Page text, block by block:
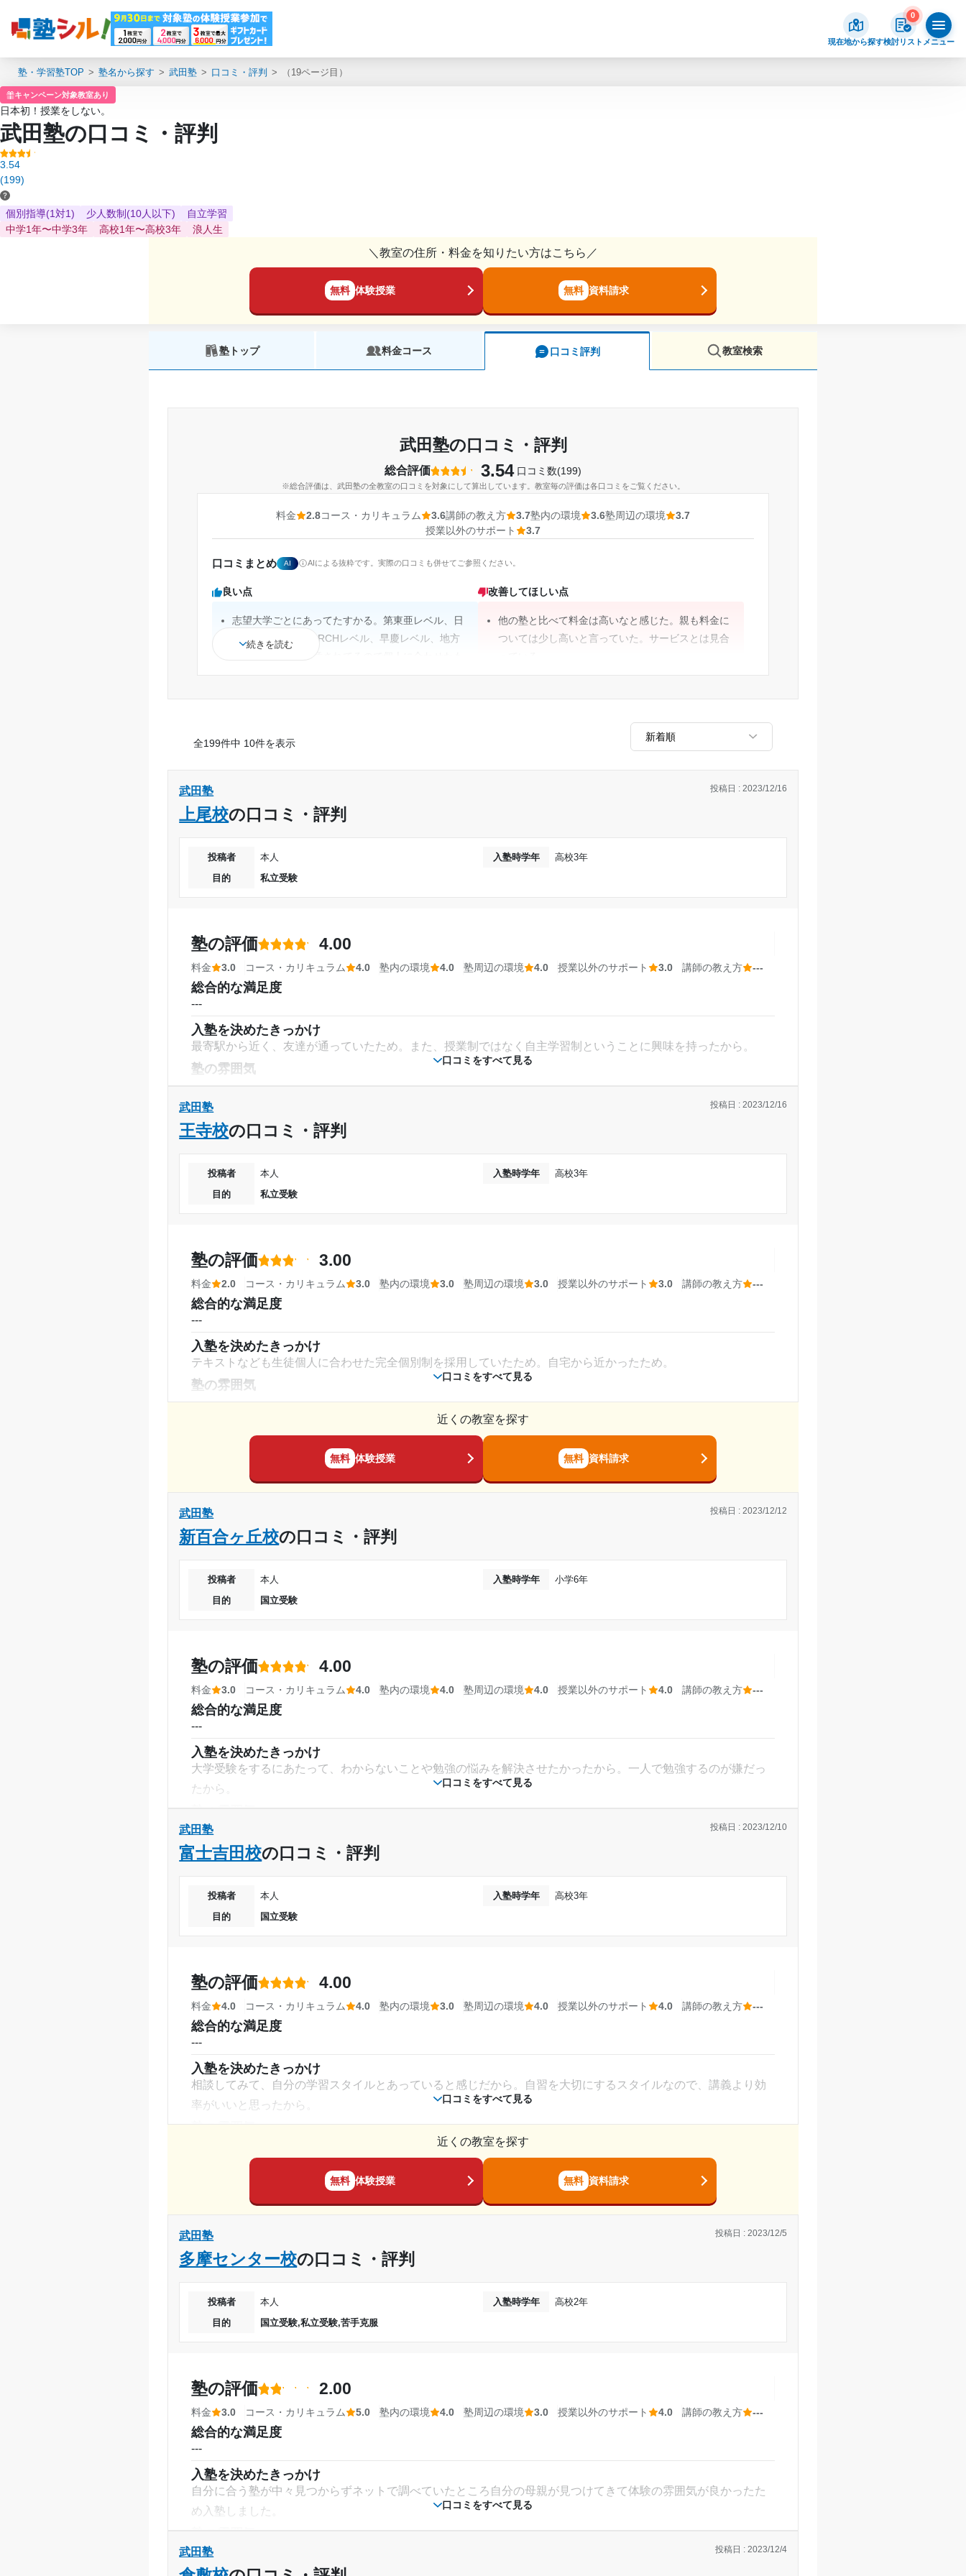
現在地から探す
0
検討リスト メニュー
塾・学習塾TOP 塾名から探す 武田塾 口コミ・評判 （19ページ目）
キャンペーン対象教室あり
日本初！授業をしない。
武田塾の口コミ・評判
3.54
(199)
個別指導(1対1) 少人数制(10人以下)
自立学習
中学1年〜中学3年
高校1年〜高校3年 浪人生
＼教室の住所・料金を知りたい方はこちら／
無料 体験授業 無料 資料請求
塾トップ 料金コース 口コミ評判 教室検索
武田塾の口コミ・評判
総合評価 3.54 口コミ数(199)
※総合評価は、武田塾の全教室の口コミを対象にして算出しています。教室毎の評価は各口コミをご覧ください。
料金 2.8コース・カリキュラム 3.6講師の教え方 3.7塾内の環境 3.6塾周辺の環境
3.7
授業以外のサポート
3.7
口コミまとめ AI AIによる抜粋です。実際の口コミも併せてご参照ください。
良い点
志望大学ごとにあってたすかる。第東亜レベル、日
東駒専レベル、MARCHレベル、早慶レベル、地方
から。それに関しては感謝している。
改善してほしい点
他の塾と比べて料金は高いなと感じた。親も料金に
ついては少し高いと言っていた。サービスとは見合
あまり密に関わるような塾ではなかった。方針を決
める面談などは定期的に行ってくれた。
やり方は私には合わず、成績が上がらなかった。
続きを読む
全199件中 10件を表示
口コミをすべて見る
武田塾
上尾校の口コミ・評判
投稿日 : 2023/12/16
投稿者 本人 入塾時学年
高校3年
目的
私立受験
塾の評価 4.00
料金 3.0 コース・カリキュラム 4.0 塾内の環境 4.0 塾周辺の環境 4.0 授業以外のサポート 3.0 講師の教え方 ---
総合的な満足度
---
入塾を決めたきっかけ
最寄駅から近く、友達が通っていたため。また、授業制ではなく自主学習制ということに興味を持ったから。
塾の雰囲気
料金
他の塾と比べると安価だったため、兄弟が多い私からすると通いやすかった。参考書を購入するのに別途お金が
コース・カリキュラム
自習室の環境が整っており、毎回行くと「自習スペースがない」ということにならずに済んだのがよかったと思
う。塾長と話す部屋が設けられていて、プライバシーがきちんと守られていて良いと思った。
塾周辺の環境
駅近で通いやすく、塾の周りに飲食店やバスターミナルなどがあり栄えていた。また駅近のため人通りも多く安
心して通うことができた。
授業以外のサポート (相談・面談、家庭学習のサポート、授業以外のコミュニケーション等)
授業というより、参考書を事前に解いてそれをもう一度できてるかどうかの確認をするという形式だったため、
通塾期間 2022年6月〜2022年12月(7ヶ月)
入塾時の学年 高校3年
受講コース
1日あたりの授業時間
目的の達成度
目的の達成理由
単に勉強だけを教わるのではなく、総合型選抜に向けたプレゼンテーシ
志望校と合格状況
※料金は口コミされた方が支払った金額の目安です。実際の料金とは異なる可能性がございますので、詳しくは塾にお問い合わせください。
口コミをすべて見る
武田塾
王寺校の口コミ・評判
投稿日 : 2023/12/16
投稿者 本人 入塾時学年
高校3年
目的
私立受験
塾の評価 3.00
料金 2.0 コース・カリキュラム 3.0 塾内の環境 3.0 塾周辺の環境 3.0 授業以外のサポート 3.0 講師の教え方 ---
総合的な満足度
---
入塾を決めたきっかけ
テキストなども生徒個人に合わせた完全個別制を採用していたため。自宅から近かったため。
塾の雰囲気
完全個別であったことと、自身合うテキストを見つけるまで何度か買い換えていたので少し高いように感じた。
生徒がどのレベルの学校をめざしているか、あるいは何を目標にしているかを明確にし、それぞれにあったコー
講師の教え方
---
新設だったこともありとても綺麗で快適だった。トイレが教室内になく、廊下に出て少し歩かなければならなか
ったのが不便だった
宅することが出来た。
授業以外のサポート
学科だけでなく、面接や小論文も指導してくださった。英検やそのほかの検定にも対応してくださり、非常に柔
軟な対応を提供してくださった。
通塾期間 2019年4月〜2019年12月(9ヶ月)
入塾時の学年
受講コース
1日あたりの授業時間
目的の達成度
目的の達成理由
小論文の添削をしてくださり、無事本番で最善のパフォーマンスを発揮
志望校と合格状況
※料金は口コミされた方が支払った金額の目安です。実際の料金とは異なる可能性がございますので、詳しくは塾にお問い合わせください。
近くの教室を探す
無料 体験授業 無料 資料請求
口コミをすべて見る
武田塾
新百合ヶ丘校の口コミ・評判
投稿日 : 2023/12/12
投稿者 本人 入塾時学年
小学6年
目的
国立受験
塾の評価 4.00
料金 3.0 コース・カリキュラム 4.0 塾内の環境 4.0 塾周辺の環境 4.0 授業以外のサポート 4.0 講師の教え方 ---
総合的な満足度
---
入塾を決めたきっかけ
大学受験をするにあたって、わからないことや勉強の悩みを解決させたかったから。一人で勉強するのが嫌だっ
たから。
---
料金
コース・カリキュラム
空調完備されていて夏も冬も快適な環境で勉強できた。また、全てキレイで行きたいって気持ちが多くなった。
塾周辺の環境
周りにいろいろな店があって休憩中に色々なものを買うことができたから。また、駅チカでとても通いやすかっ
たから。
授業以外のサポート(相談・面談、家庭学習のサポート、授業以外のコミュニケーション等)
先生との距離が近く、勉強以外のことも話して親密度を高めることができ、塾に行くのが楽しみになったから。
利用詳細
入塾時の学年
受講コース 通年,春期講習,夏期講習,冬期講習
通塾頻度
1日あたりの授業時間 ---
月額料金 30,000円〜50,000円
志望校と合格状況
※料金は口コミされた方が支払った金額の目安です。実際の料金とは異なる可能性がございますので、詳しくは塾にお問い合わせください。
口コミをすべて見る
武田塾
富士吉田校の口コミ・評判
投稿日 : 2023/12/10
投稿者 本人 入塾時学年
高校3年
目的
国立受験
塾の評価 4.00
料金 4.0 コース・カリキュラム 4.0 塾内の環境 3.0 塾周辺の環境 4.0 授業以外のサポート 4.0 講師の教え方 ---
総合的な満足度
---
入塾を決めたきっかけ
相談してみて、自分の学習スタイルとあっていると感じだから。自習を大切にするスタイルなので、講義より効
率がいいと思ったから。
妥当。人件費と、情報の価値はそれだけの価値があったように思える。だが、相対的に見た時には高い。
コース・カリキュラム
講師の教え方
---
自習用机が揺れた。その他は特筆すべきことは無く、基本的にいい環境であったように感じる。
塾周辺の環境
宿題と、その報告をするため。度々、私が宿題やその他の学習を進められているか確認してくれたから。
利用詳細
通塾期間
受講コース 通年
1日あたりの授業時間
近くの教室を探す
無料 体験授業 無料 資料請求
口コミをすべて見る
武田塾
多摩センター校の口コミ・評判
投稿日 : 2023/12/5
投稿者 本人 入塾時学年
高校2年
目的
国立受験,私立受験,苦手克服
塾の評価 2.00
料金 3.0 コース・カリキュラム 5.0 塾内の環境 4.0 塾周辺の環境 3.0 授業以外のサポート 4.0 講師の教え方 ---
総合的な満足度
---
入塾を決めたきっかけ
自分に合う塾が中々見つからずネットで調べていたところ自分の母親が見つけてきて体験の雰囲気が良かったた
め入塾しました。
---
料金
武田塾 投稿日 : 2023/12/4